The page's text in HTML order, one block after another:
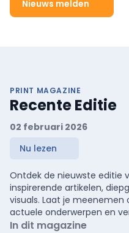
Nieuws melden
PRINT MAGAZINE
Recente Editie
02 februari 2026
Nu lezen
Ontdek de nieuwste editie
inspirerende artikelen,
visuals. Laat je
actuele onderwerpen en
In dit magazine